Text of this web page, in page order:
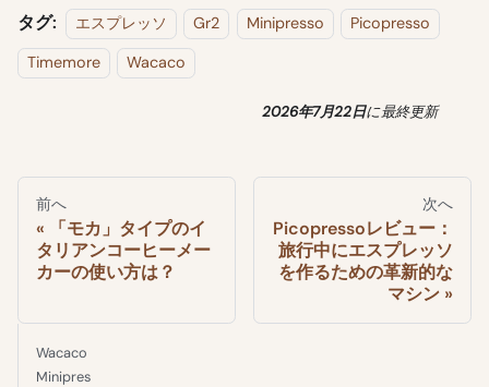
タグ: エスプレッソ Gr2 Minipresso
Picopresso
Timemore
Wacaco
2026年7月22日に最終更新
前へ
「モカ」タイプのイ
タリアンコーヒーメー
カーの使い方は？
次へ
Picopressoレビュー：
旅行中にエスプレッソ
を作るための革新的な
マシン
Wacaco
Minipres